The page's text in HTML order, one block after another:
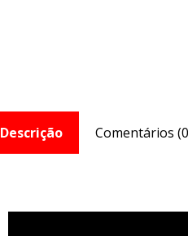
Descrição Comentários